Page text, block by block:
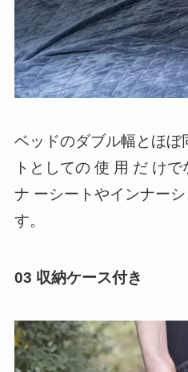
ベッドのダブル幅とほぼ
トとしての 使 用 だ け
ナ ーシートやインナー
す。
03 収納ケース付き